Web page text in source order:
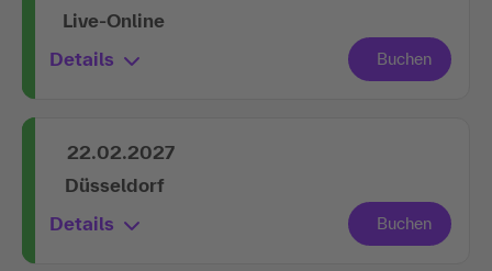
Live-Online
Details
22.02.2027
Düsseldorf
Details